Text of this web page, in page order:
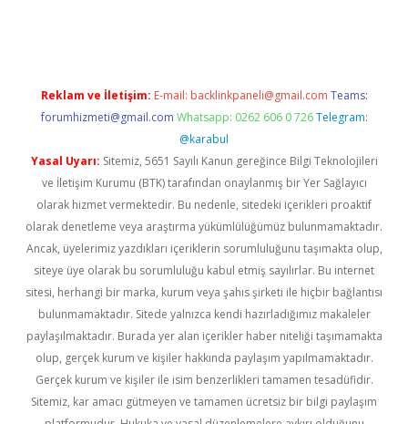
Reklam ve İletişim: E-mail: backlinkpaneli@gmail.com Teams:
forumhizmeti@gmail.com Whatsapp: 0262 606 0 726 Telegram:
@karabul
Yasal Uyarı: Sitemiz, 5651 Sayılı Kanun gereğince Bilgi Teknolojileri
ve İletişim Kurumu (BTK) tarafından onaylanmış bir Yer Sağlayıcı
olarak hizmet vermektedir. Bu nedenle, sitedeki içerikleri proaktif
olarak denetleme veya araştırma yükümlülüğümüz bulunmamaktadır.
Ancak, üyelerimiz yazdıkları içeriklerin sorumluluğunu taşımakta olup,
siteye üye olarak bu sorumluluğu kabul etmiş sayılırlar. Bu internet
sitesi, herhangi bir marka, kurum veya şahıs şirketi ile hiçbir bağlantısı
bulunmamaktadır. Sitede yalnızca kendi hazırladığımız makaleler
paylaşılmaktadır. Burada yer alan içerikler haber niteliği taşımamakta
olup, gerçek kurum ve kişiler hakkında paylaşım yapılmamaktadır.
Gerçek kurum ve kişiler ile isim benzerlikleri tamamen tesadüfidir.
Sitemiz, kar amacı gütmeyen ve tamamen ücretsiz bir bilgi paylaşım